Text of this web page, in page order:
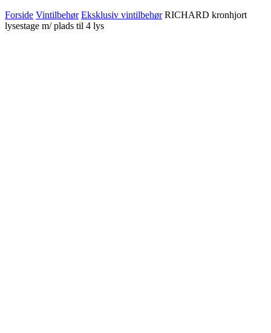
Forside Vintilbehør Eksklusiv vintilbehør RICHARD kronhjort
lysestage m/ plads til 4 lys